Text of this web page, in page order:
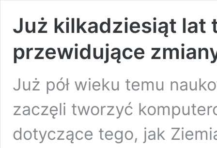
Już kilkadziesiąt lat
przewidujące
Już pół wieku temu
zaczęli tworzyć
dotyczące tego, jak